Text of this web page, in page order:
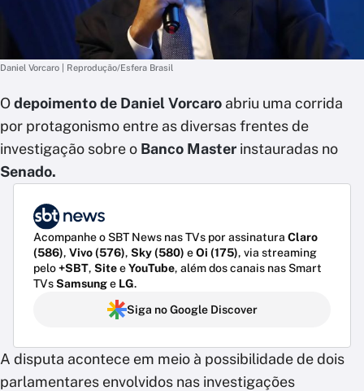
Daniel Vorcaro | Reprodução/Esfera Brasil
Odepoimento de Daniel Vorcaro abriu uma corrida
por protagonismo entre as diversas frentes de
investigação sobre o Banco Master instauradas no
Senado.
Acompanhe o SBT News nas TVs por assinatura Claro
(586), Vivo (576), Sky (580) eOi (175), via streaming
pelo+SBT, SiteeYouTube, além dos canais nas Smart
TVsSamsunge LG.
Siga no Google Discover
A disputa acontece em meio à possibilidade de dois
parlamentares envolvidos nas investigações